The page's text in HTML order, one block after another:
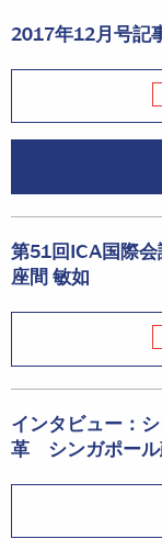
2017年12月号記
第51回ICA国際
座間 敏如
インタビュー：
革 シンガポール